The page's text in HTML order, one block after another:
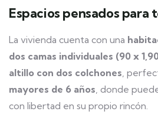
Espacios pensados para
La vivienda cuenta con una
dos camas individuales (90 x
altillo con dos colchones,
mayores de 6 años, donde
con libertad en su propio rincón.